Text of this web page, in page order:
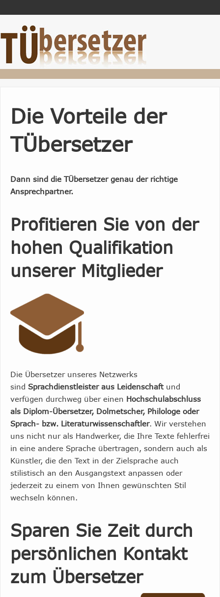
Die Vorteile der
TÜbersetzer
Dann sind die TÜbersetzer genau der richtige
Ansprechpartner.
Profitieren Sie von der
hohen Qualifikation
unserer Mitglieder
Die Übersetzer unseres Netzwerks
sind Sprachdienstleister aus Leidenschaftund
verfügen durchweg über einen Hochschulabschluss
als Diplom-Übersetzer, Dolmetscher, Philologe oder
Sprach- bzw. Literaturwissenschaftler. Wir verstehen
uns nicht nur als Handwerker, die Ihre Texte fehlerfrei
in eine andere Sprache übertragen, sondern auch als
Künstler, die den Text in der Zielsprache auch
stilistisch an den Ausgangstext anpassen oder
jederzeit zu einem von Ihnen gewünschten Stil
wechseln können.
Sparen Sie Zeit durch
persönlichen Kontakt
zum Übersetzer